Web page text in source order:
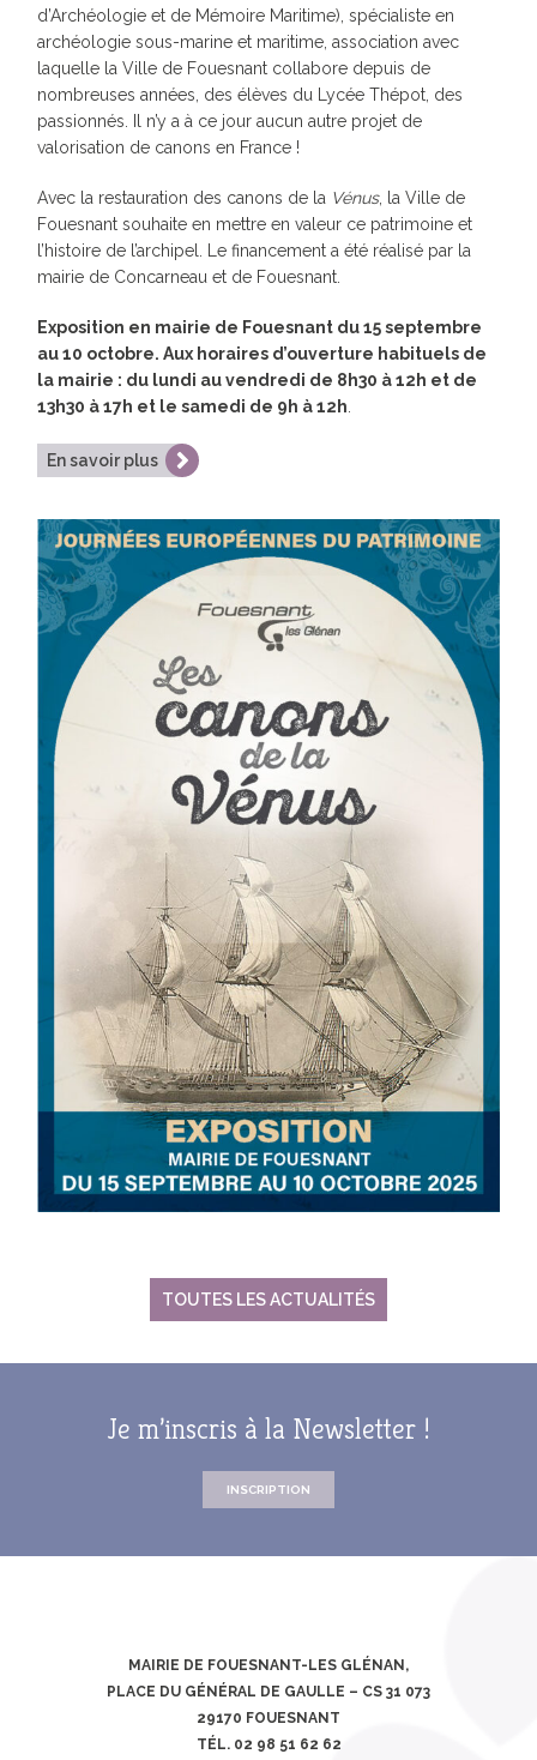
d’Archéologie et de Mémoire Maritime), spécialiste en
archéologie sous-marine et maritime, association avec
laquelle la Ville de Fouesnant collabore depuis de
nombreuses années, des élèves du Lycée Thépot, des
passionnés. Il n’y a à ce jour aucun autre projet de
valorisation de canons en France !
Avec la restauration des canons de la Vénus, la Ville de
Fouesnant souhaite en mettre en valeur ce patrimoine et
l’histoire de l’archipel. Le financement a été réalisé par la
mairie de Concarneau et de Fouesnant.
Exposition en mairie de Fouesnant du 15 septembre
au 10 octobre. Aux horaires d’ouverture habituels de
la mairie : du lundi au vendredi de 8h30 à 12h et de
13h30 à 17h et le samedi de 9h à 12h
En savoir plus
TOUTES LES ACTUALITÉS
Je m’inscris à la Newsletter !
INSCRIPTION
MAIRIE DE FOUESNANT-LES GLÉNAN,
PLACE DU GÉNÉRAL DE GAULLE – CS 31 073
29170 FOUESNANT
TÉL. 02 98 51 62 62